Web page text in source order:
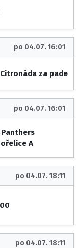
po 04.07. 16:01
za pade
po 04.07. 16:01
Panthers
A
po 04.07. 18:11
po 04.07. 18:11